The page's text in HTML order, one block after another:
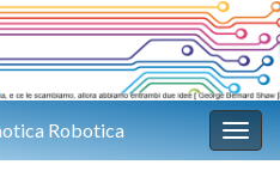
Robotica